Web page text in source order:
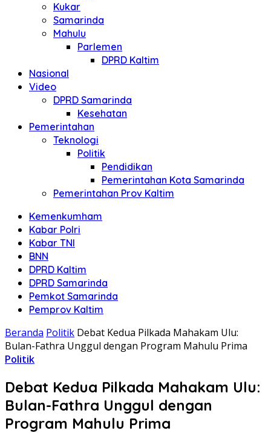
Kukar
Samarinda
Mahulu
Parlemen
DPRD Kaltim
Nasional
Video
DPRD Samarinda
Kesehatan
Pemerintahan
Teknologi
Politik
Pendidikan
Pemerintahan Kota Samarinda
Pemerintahan Prov Kaltim
Kemenkumham
Kabar Polri
Kabar TNI
BNN
DPRD Kaltim
DPRD Samarinda
Pemkot Samarinda
Pemprov Kaltim
Beranda Politik Debat Kedua Pilkada Mahakam Ulu:
Bulan-Fathra Unggul dengan Program Mahulu Prima
Politik
Debat Kedua Pilkada Mahakam Ulu:
Bulan-Fathra Unggul dengan
Program Mahulu Prima